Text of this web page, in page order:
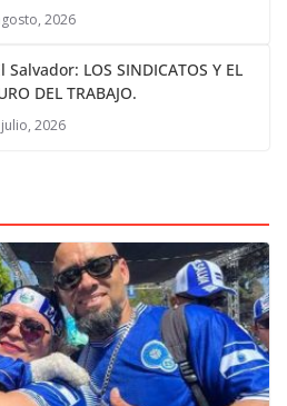
2026
Salvador: LOS SINDICATOS Y EL
DEL TRABAJO.
2026